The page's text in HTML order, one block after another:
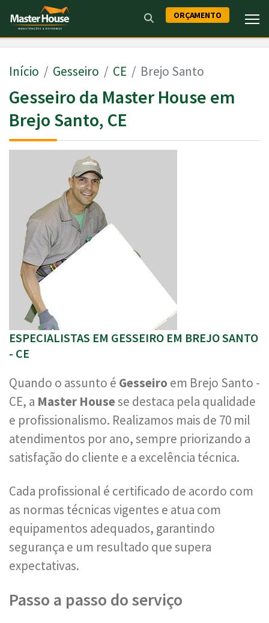
ORÇAMENTO
Início Gesseiro CE Brejo Santo
Gesseiro da Master House em
Brejo Santo, CE
ESPECIALISTAS EM GESSEIRO EM BREJO SANTO
- CE
Quando o assunto é Gesseiro em Brejo Santo -
CE, a Master Housese destaca pela qualidade
e profissionalismo. Realizamos mais de 70 mil
atendimentos por ano, sempre priorizando a
satisfação do cliente e a excelência técnica.
Cada profissional é certificado de acordo com
as normas técnicas vigentes e atua com
equipamentos adequados, garantindo
segurança e um resultado que supera
expectativas.
Passo a passo do serviço